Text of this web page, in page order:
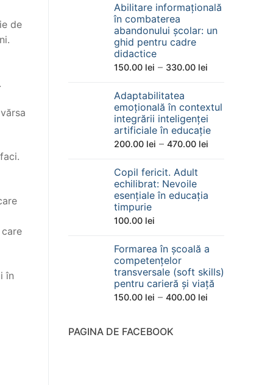
de
în
prețuri:
Abilitare informațională
în combaterea
abandonului școlar: un
ghid pentru cadre
didactice
150.00 lei – 330.00 lei
150.00 lei
până
la
Adaptabilitatea
emoțională în contextul
integrării inteligenței
artificiale în educație
200.00 lei – 470.00 lei
Copil fericit. Adult
echilibrat: Nevoile
esențiale în educația
timpurie
100.00 lei
Formarea în școală a
competențelor
transversale (soft skills)
pentru carieră și viață
150.00 lei – 400.00 lei
PAGINA DE FACEBOOK